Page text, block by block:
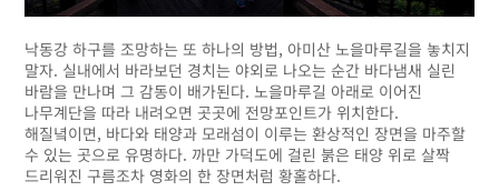
낙동강 하구를 조망하는 또 하나의 방법, 아미산 노을마루길을 놓치지
말자. 실내에서 바라보던 경치는 야외로 나오는 순간 바다냄새 실린
바람을 만나며 그 감동이 배가된다. 노을마루길 아래로 이어진
나무계단을 따라 내려오면 곳곳에 전망포인트가 위치한다.
해질녘이면, 바다와 태양과 모래섬이 이루는 환상적인 장면을 마주할
수 있는 곳으로 유명하다. 까만 가덕도에 걸린 붉은 태양 위로 살짝
드리워진 구름조차 영화의 한 장면처럼 황홀하다.